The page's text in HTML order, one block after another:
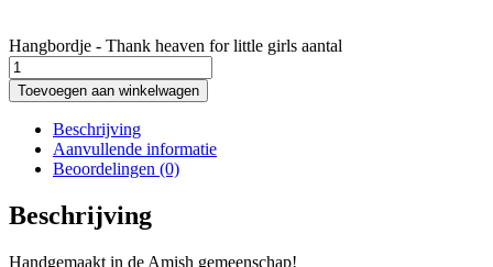
Hangbordje - Thank heaven for little girls aantal
Toevoegen aan winkelwagen
Beschrijving
Aanvullende informatie
Beoordelingen (0)
Beschrijving
Handgemaakt in de Amish gemeenschap!